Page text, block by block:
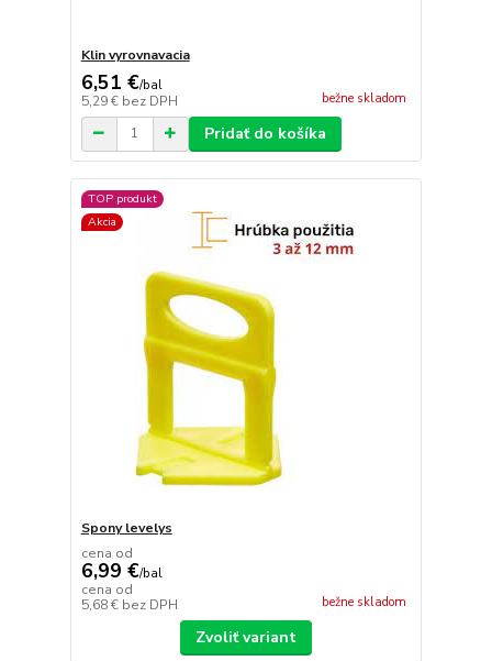
Klin vyrovnavacia
6,51 €/bal
5,29 € bez DPH bežne skladom
Pridať do košíka
TOP produkt
Akcia
Spony levelys
cena od
6,99 €/bal
cena od
5,68 € bez DPH bežne skladom
Zvoliť variant